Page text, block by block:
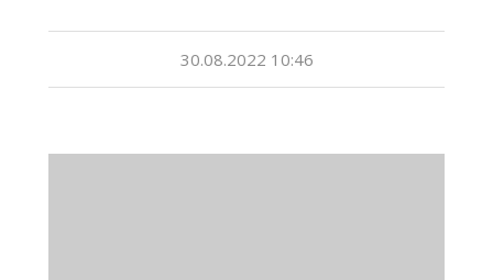
30.08.2022 10:46